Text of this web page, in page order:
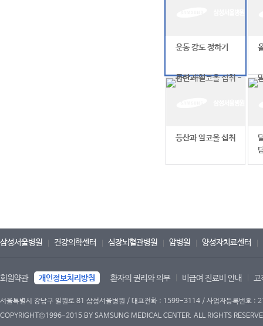
운동 강도 정하기
등산과 알코올 섭취
삼성서울병원 건강의학센터 심장뇌혈관병원 암병원 양성자치료센터
회원약관 개인정보처리방침 환자의 권리와 의무 비급여 진료비 안내 고
서울특별시 강남구 일원로 81 삼성서울병원 / 대표전화 : 1599-3114 / 사업자등록번호
COPYRIGHT©1996-2015 BY SAMSUNG MEDICAL CENTER. ALL RIGHTS